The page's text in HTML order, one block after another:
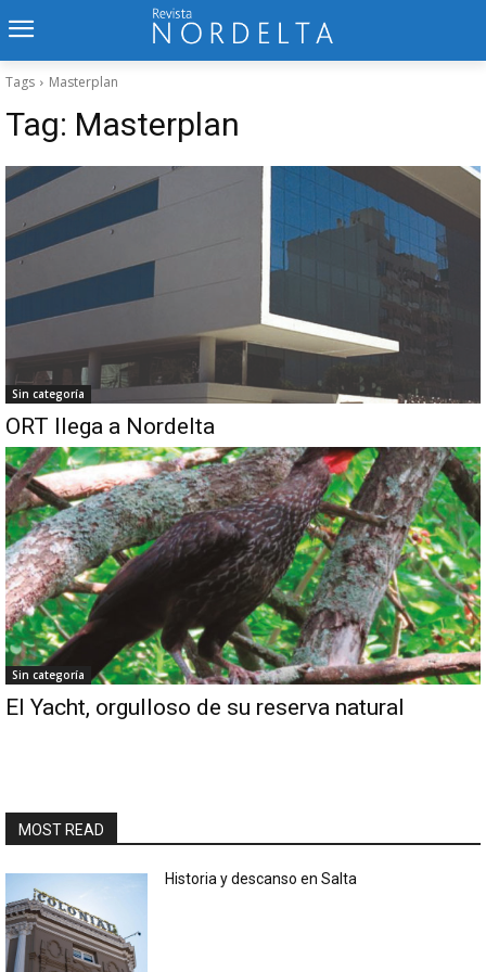
Tags Masterplan
Tag: Masterplan
Sin categoría
ORT llega a Nordelta
Sin categoría
El Yacht, orgulloso de su reserva natural
MOST READ
Historia y descanso en Salta